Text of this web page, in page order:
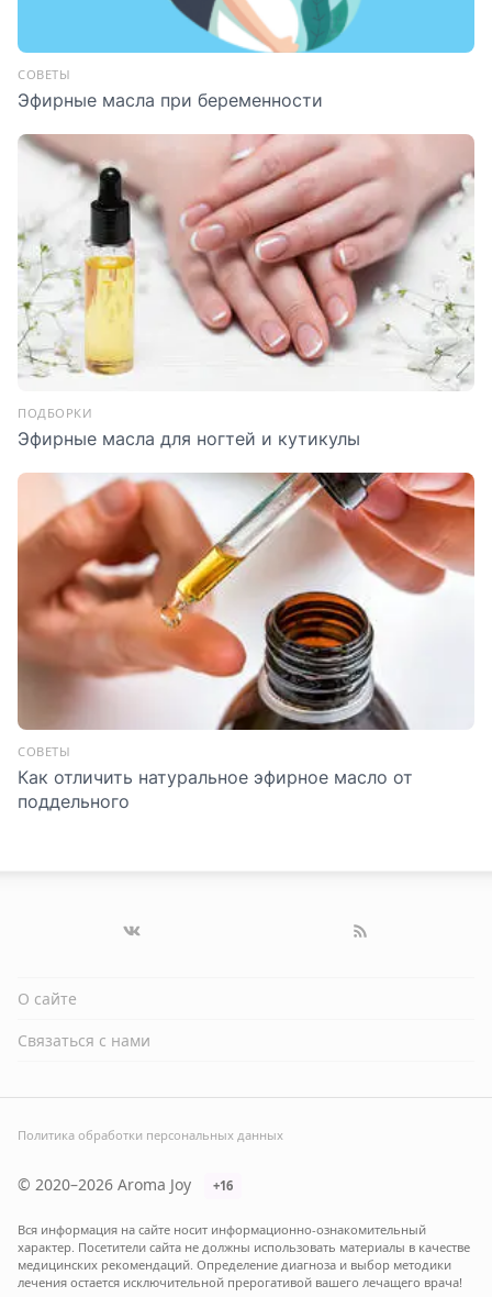
СОВЕТЫ
Эфирные масла при беременности
ПОДБОРКИ
Эфирные масла для ногтей и кутикулы
СОВЕТЫ
Как отличить натуральное эфирное масло от
поддельного
О сайте
Связаться с нами
© 2020–2026 Aroma Joy +16
Политика обработки персональных данных
Вся информация на сайте носит информационно-ознакомительный
характер. Посетители сайта не должны использовать материалы в качестве
медицинских рекомендаций. Определение диагноза и выбор методики
лечения остается исключительной прерогативой вашего лечащего врача!